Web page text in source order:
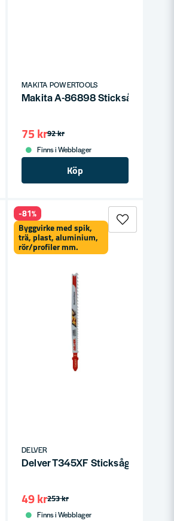
Trä 10-delar
MAKITA POWERTOOLS
Makita A-86898 Sticksågblad
92 kr
75 kr
Finns i Webblager
Köp
för trä/plast 5-50mm HCS
DELVER
Delver T345XF Sticksågsblad
253 kr
49 kr
Finns i Webblager
-81%
Byggvirke med spik,
trä, plast, aluminium,
rör/profiler mm.